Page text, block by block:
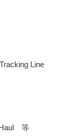
Line
Haul 等